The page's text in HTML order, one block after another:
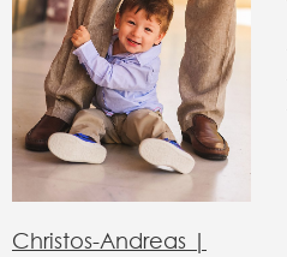
Christos-Andreas |